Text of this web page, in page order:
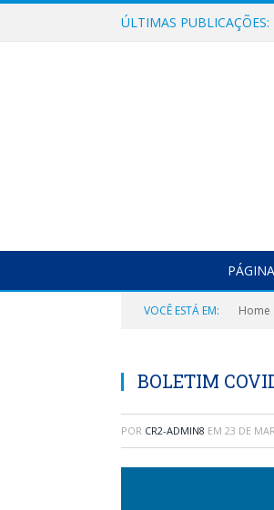
ÚLTIMAS PUBLICAÇÕES:
VOCÊ ESTÁ EM: Home
BOLETIM
POR CR2-ADMIN8 EM 23 DE